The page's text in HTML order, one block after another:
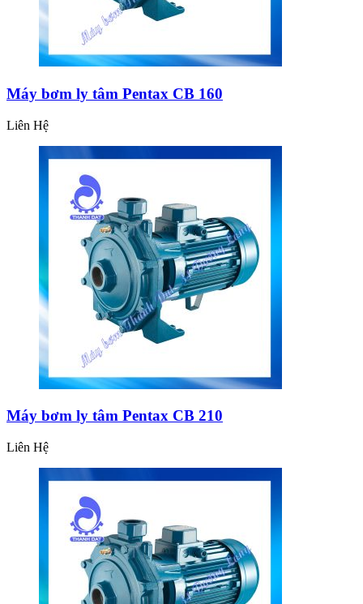
Máy bơm ly tâm Pentax CB 160
Liên Hệ
Máy bơm ly tâm Pentax CB 210
Liên Hệ